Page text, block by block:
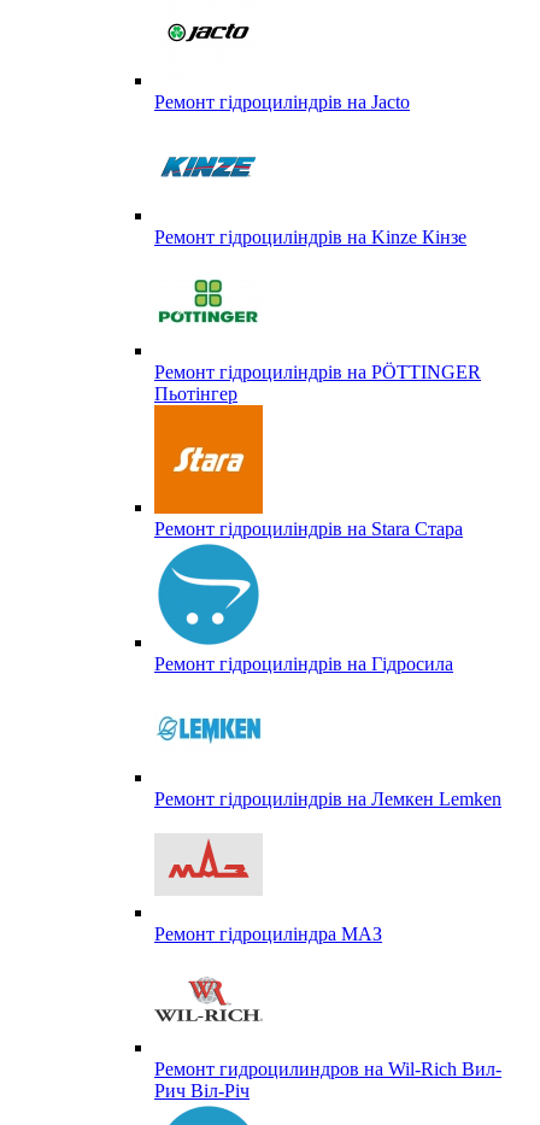
Ремонт гідроциліндрів на Jacto
Ремонт гідроциліндрів на Kinze Кінзе
Ремонт гідроциліндрів на PÖTTINGER
Пьотінгер
Ремонт гідроциліндрів на Stara Стара
Ремонт гідроциліндрів на Гідросила
Ремонт гідроциліндрів на Лемкен Lemken
Ремонт гідроциліндра МАЗ
Ремонт гидроцилиндров на Wil-Rich Вил-
Рич Віл-Річ